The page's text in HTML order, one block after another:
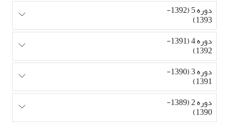
دوره 5 (1392-
1393)
دوره 4 (1391-
1392)
دوره 3 (1390-
1391)
دوره 2 (1389-
1390)